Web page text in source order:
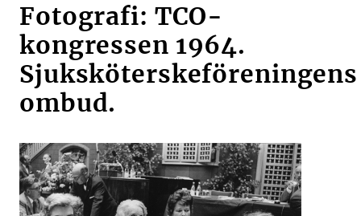
Fotografi: TCO-
kongressen 1964.
Sjuksköterskeföreningens
ombud.